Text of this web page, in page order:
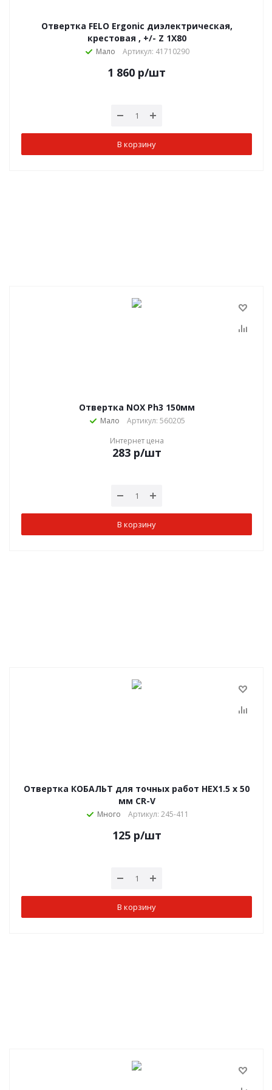
Отвертка FELO Ergonic диэлектрическая,
крестовая , +/- Z 1X80
Мало Артикул: 41710290
1 860 р/шт
В корзину
Отвертка NОХ Ph3 150мм
Мало
Артикул: 560205
Интернет цена
283р/шт
В корзину
Отвертка КОБАЛЬТ для точных работ HEX1.5 х 50
мм CR-V
Много Артикул: 245-411
125р/шт
В корзину